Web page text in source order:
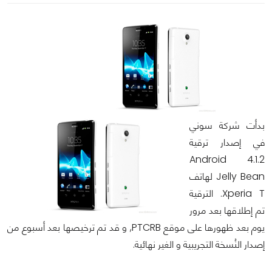
بدأت شركة سوني
في إصدار ترقية
Android 4.1.2
Jelly Bean لهاتف
Xperia T. الترقية
تم إطلاقها بعد مرور
يوم بعد ظهورها على موقع PTCRB, و قد تم ترخيصها بعد أسبوع من
إصدار النُسخة التجريبية و الغير نهائية.